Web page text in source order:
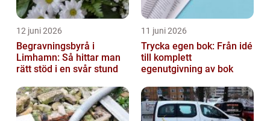
12 juni 2026
Begravningsbyrå i
Limhamn: Så hittar man
rätt stöd i en svår stund
11 juni 2026
Trycka egen bok: Från idé
till komplett
egenutgivning av bok